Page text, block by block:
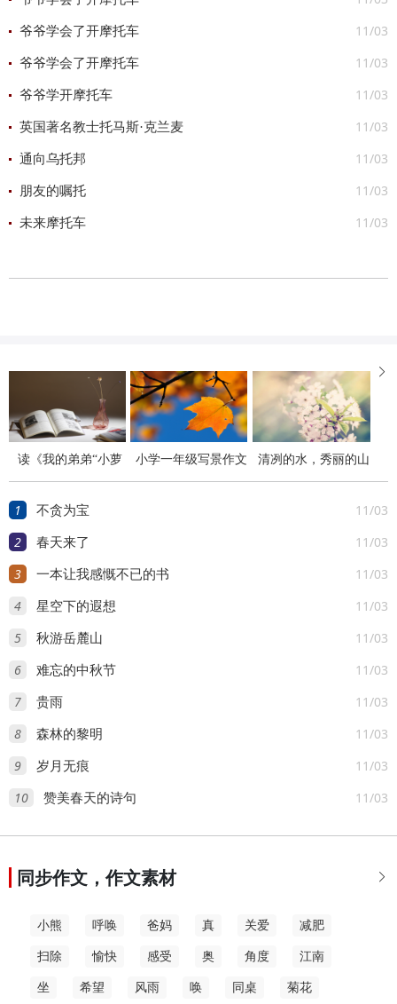
11/03
爷爷学会了开摩托车
11/03
爷爷学会了开摩托车
11/03
爷爷学开摩托车
11/03
英国著名教士托马斯·克兰麦
11/03
通向乌托邦
11/03
朋友的嘱托
11/03
未来摩托车

读《我的弟弟“小萝
卜头”》有感400字
小学一年级写景作文
100字左右12篇
清冽的水，秀丽的山
1 11/03
不贪为宝
2 11/03
春天来了
3 11/03
一本让我感慨不已的书
4 11/03
星空下的遐想
5 11/03
秋游岳麓山
6 11/03
难忘的中秋节
7 11/03
贵雨
8 11/03
森林的黎明
9 11/03
岁月无痕
10 11/03
赞美春天的诗句

同步作文，作文素材
小熊 呼唤 爸妈 真 关爱 减肥
扫除 愉快 感受 奥 角度 江南
坐 希望 风雨 唤 同桌 菊花